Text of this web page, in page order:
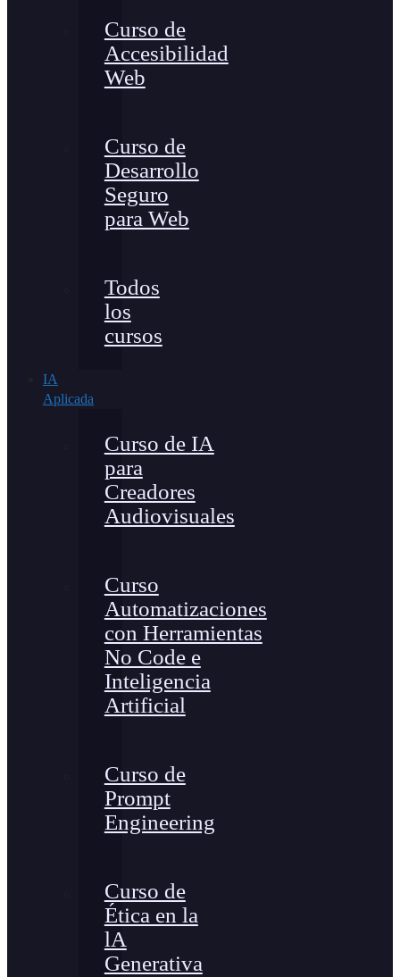
Curso de
Accesibilidad
Web
Curso de
Desarrollo
Seguro
para Web
Todos
los
cursos
IA
Aplicada
Curso de IA
para
Creadores
Audiovisuales
Curso
Automatizaciones
con Herramientas
No Code e
Inteligencia
Artificial
Curso de
Prompt
Engineering
Curso de
Ética en la
lA
Generativa